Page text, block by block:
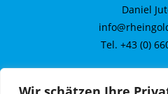
Daniel
Tel. +43 (0)